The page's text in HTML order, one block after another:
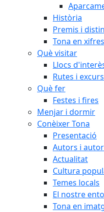
Història
Premis i
Tona en xifres
Què visitar
Llocs
Rutes i
Què fer
Festes i fires
Menjar i dormir
Conèixer Tona
Presentació
Autors i
Actualitat
Cultura
Temes locals
El nostre
Tona en